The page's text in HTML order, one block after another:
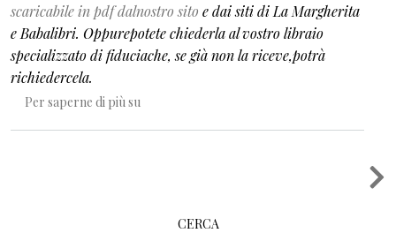
scaricabile in pdf dalnostro sito e dai siti di La Margherita
e Babalibri. Oppurepotete chiederla al vostro libraio
specializzato di fiduciache, segiànon la riceve,potrà
richiedercela.
Per saperne di più su
CERCA